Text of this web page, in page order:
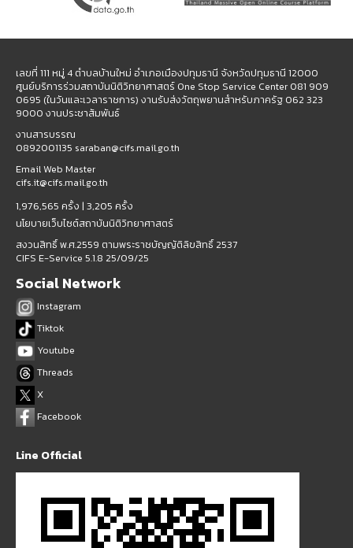
เลขที่ 111 หมู่ 4 ตำบลบ้านใหม่ อำเภอเมืองปทุมธานี จังหวัดปทุมธานี 12000
ศูนย์บริการร่วมสถาบันนิติวิทยาศาสตร์ One Stop Service Center 081 909
0695 (ในวันและเวลาราชการ) งานรับส่งวัตถุพยานสำหรับภาครัฐ 062 323
9000 งานประชาสัมพันธ์
งานสารบรรณ
0892001135 saraban@cifs.mail.go.th
Email Web Master
cifs.it@cifs.mail.go.th
1,976,565 ครั้ง | 3,205 ครั้ง
นโยบายเว็บไซต์สถาบันนิติวิทยาศาสตร์
สงวนสิทธิ์ พ.ศ.2559 ตามพระราชบัญญัติลิขสิทธิ์ 2537
CIFS E-Service 5.1.8 25/09/25
Social Network
Instagram
Tiktok
Youtube
Threads
X
Facebook
Line Official